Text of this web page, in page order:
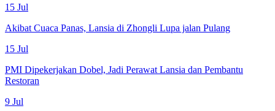
15 Jul
Akibat Cuaca Panas, Lansia di Zhongli Lupa jalan Pulang
15 Jul
PMI Dipekerjakan Dobel, Jadi Perawat Lansia dan Pembantu
Restoran
9 Jul